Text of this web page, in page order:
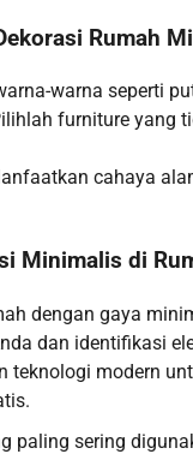
Rumah
warna seperti
furniture yang
cahaya
Minimalis di
dengan gaya
dan identifikasi
teknologi modern
paling sering